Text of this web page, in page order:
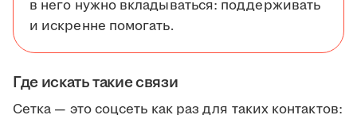
в него нужно вкладываться: поддерживать
и искренне помогать.
Где искать такие связи
Сетка — это соцсеть как раз для таких контактов: